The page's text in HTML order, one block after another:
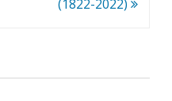
(1822-2022)